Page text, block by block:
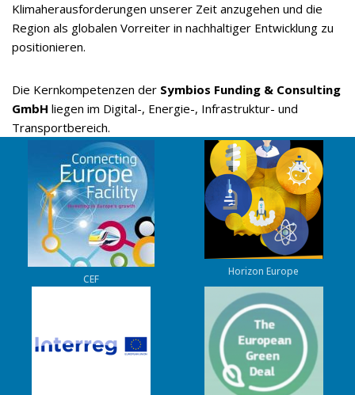
Klimaherausforderungen unserer Zeit anzugehen und die
Region als globalen Vorreiter in nachhaltiger Entwicklung zu
positionieren.
Die Kernkompetenzen der Symbios Funding & Consulting
GmbH liegen im Digital-, Energie-, Infrastruktur- und
Transportbereich.
CEF
Horizon Europe